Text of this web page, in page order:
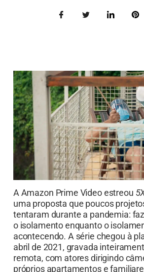
A Amazon Prime Video estreou
uma proposta que poucos
tentaram durante a pandemia:
o isolamento enquanto o
acontecendo. A série chegou à
abril de 2021, gravada
remota, com atores dirigindo
próprios apartamentos e